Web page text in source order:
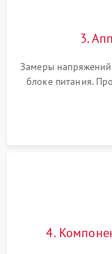
3.
Замеры
блоке питания.
помощью
4.